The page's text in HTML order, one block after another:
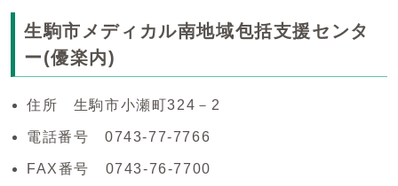
生駒市メディカル南地域包括支援センタ
ー(優楽内)
住所 生駒市小瀬町324－2
電話番号 0743-77-7766
FAX番号 0743-76-7700